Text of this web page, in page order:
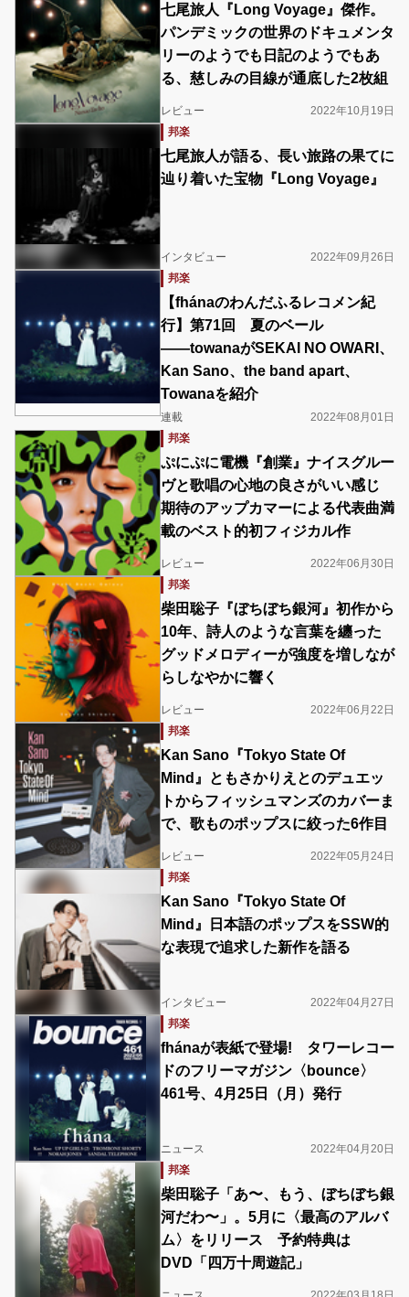
七尾旅人『Long Voyage』傑作。
パンデミックの世界のドキュメンタ
リーのようでも日記のようでもあ
る、慈しみの目線が通底した2枚組
レビュー
2022年10月19日
邦楽
七尾旅人が語る、長い旅路の果てに
辿り着いた宝物『Long Voyage』
インタビュー
2022年09月26日
邦楽
【fhánaのわんだふるレコメン紀
行】第71回 夏のベール
――towanaがSEKAI NO OWARI、
Kan Sano、the band apart、
Towanaを紹介
連載
2022年08月01日
邦楽
ぷにぷに電機『創業』ナイスグルー
ヴと歌唱の心地の良さがいい感じ
期待のアップカマーによる代表曲満
載のベスト的初フィジカル作
レビュー
2022年06月30日
邦楽
柴田聡子『ぼちぼち銀河』初作から
10年、詩人のような言葉を纏った
グッドメロディーが強度を増しなが
らしなやかに響く
レビュー
2022年06月22日
邦楽
Kan Sano『Tokyo State Of
Mind』ともさかりえとのデュエッ
トからフィッシュマンズのカバーま
で、歌ものポップスに絞った6作目
レビュー
2022年05月24日
邦楽
Kan Sano『Tokyo State Of
Mind』日本語のポップスをSSW的
な表現で追求した新作を語る
インタビュー
2022年04月27日
邦楽
fhánaが表紙で登場! タワーレコー
ドのフリーマガジン〈bounce〉
461号、4月25日（月）発行
ニュース
2022年04月20日
邦楽
柴田聡子「あ〜、もう、ぼちぼち銀
河だわ〜」。5月に〈最高のアルバ
ム〉をリリース 予約特典は
DVD「四万十周遊記」